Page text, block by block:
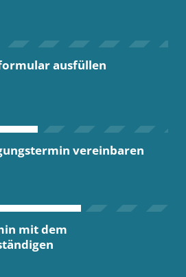
ausfüllen
vereinbaren
mit dem